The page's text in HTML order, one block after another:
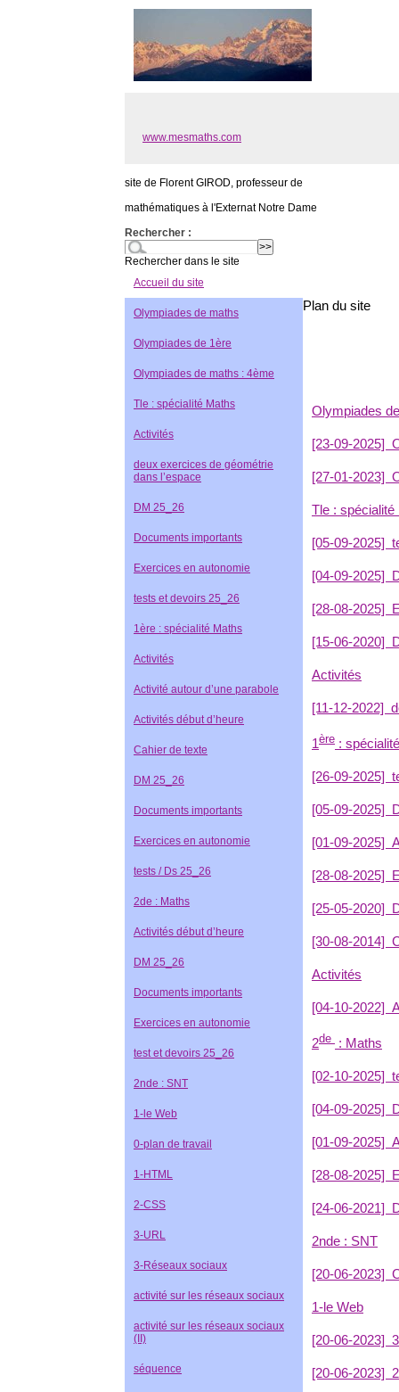
www.mesmaths.com
site de Florent GIROD, professeur de
mathématiques à l'Externat Notre Dame
Rechercher :
Rechercher dans le site
Accueil du site
Plan du site
Olympiades
[23-09-2025]
[27-01-2023]
Tle : spécialité
[05-09-2025]
[04-09-2025]
[28-08-2025]
[15-06-2020]
Activités
[11-12-2022]
1ère :
[26-09-2025]
[05-09-2025]
[01-09-2025]
[28-08-2025]
[25-05-2020]
[30-08-2014]
Activités
[04-10-2022]
2de : Maths
[02-10-2025]
[04-09-2025]
[01-09-2025]
[28-08-2025]
[24-06-2021]
2nde : SNT
[20-06-2023]
1-le Web
[20-06-2023]
[20-06-2023]
Olympiades de maths
Olympiades de 1ère
Olympiades de maths : 4ème
Tle : spécialité Maths
Activités
deux exercices de géométrie
dans l’espace
DM 25_26
Documents importants
Exercices en autonomie
tests et devoirs 25_26
1ère : spécialité Maths
Activités
Activité autour d’une parabole
Activités début d’heure
Cahier de texte
DM 25_26
Documents importants
Exercices en autonomie
tests / Ds 25_26
2de : Maths
Activités début d’heure
DM 25_26
Documents importants
Exercices en autonomie
test et devoirs 25_26
2nde : SNT
1-le Web
0-plan de travail
1-HTML
2-CSS
3-URL
3-Réseaux sociaux
activité sur les réseaux sociaux
activité sur les réseaux sociaux
(II)
séquence